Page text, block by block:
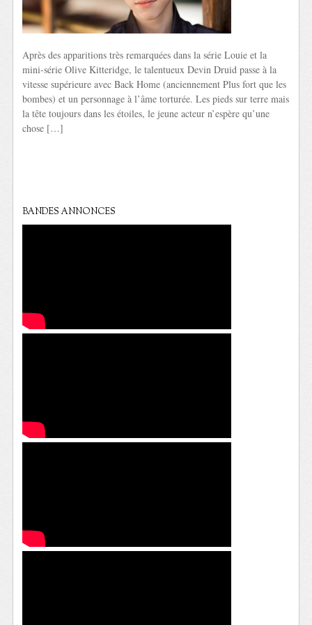
Après des apparitions très remarquées dans la série Louie et la
mini-série Olive Kitteridge, le talentueux Devin Druid passe à la
vitesse supérieure avec Back Home (anciennement Plus fort que les
bombes) et un personnage à l’âme torturée. Les pieds sur terre mais
la tête toujours dans les étoiles, le jeune acteur n’espère qu’une
chose […]
BANDES ANNONCES